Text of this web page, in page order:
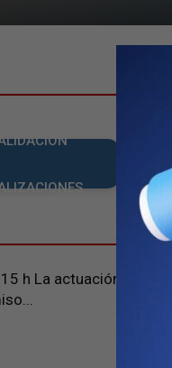
h La actuación del